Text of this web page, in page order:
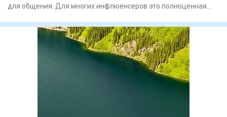
для общения. Для многих инфлюенсеров это полноценная